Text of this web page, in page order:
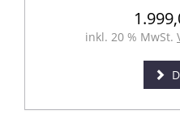
inkl. 20 % MwSt.